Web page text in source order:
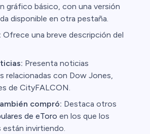
gráfico básico, con una versión
disponible en otra pestaña.
Ofrece una breve descripción del
Presenta noticias
relacionadas con Dow Jones,
de CityFALCON.
compró: Destaca otros
de eToro en los que los
están invirtiendo.